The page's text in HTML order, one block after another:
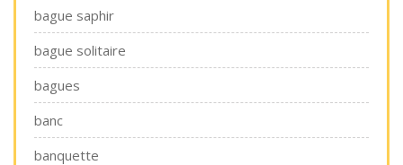
bague saphir
bague solitaire
bagues
banc
banquette